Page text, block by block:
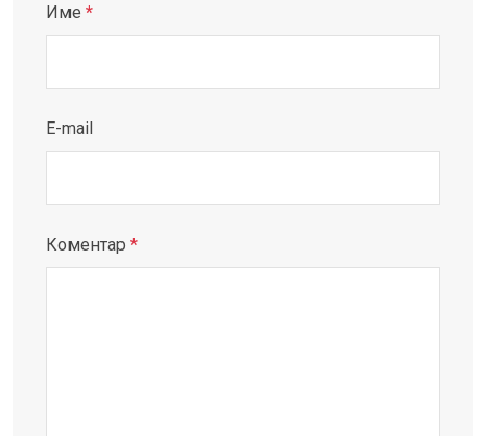
Име *
E-mail
Коментар *